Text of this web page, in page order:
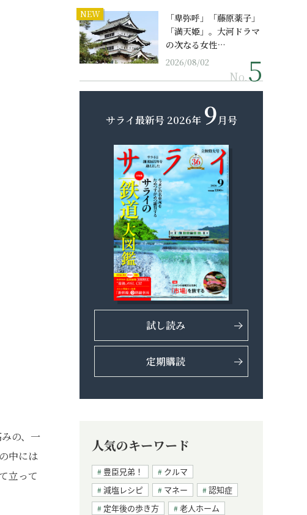
の、一
中には
立って
NEW
「卑弥呼」「藤原薬子」
「満天姫」。大河ドラマ
の次なる女性…
2026/08/02
No.
サライ最新号 2026年 9月号
試し読み
定期購読
人気のキーワード
豊臣兄弟！
クルマ
減塩レシピ
マネー
認知症
定年後の歩き方
老人ホーム